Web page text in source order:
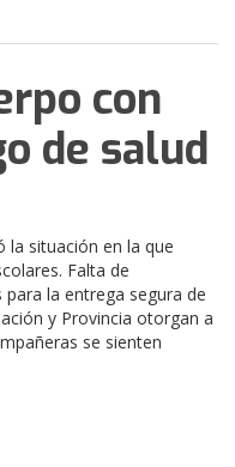
con
de salud
la situación en la que
Falta de
la entrega segura de
y Provincia otorgan a
se sienten